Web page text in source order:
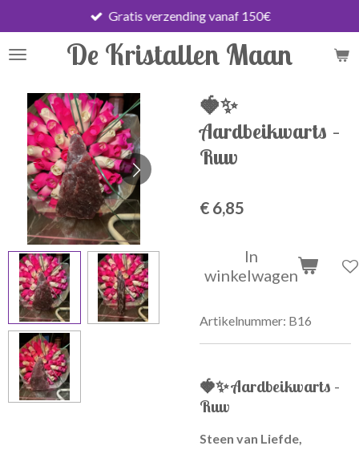
direct
naar
hoofdinhoud
De Kristallen Maan
Gratis verzending vanaf 150€
🍓✨
Aardbeikwarts –
Ruw
€ 6,85
In
winkelwagen
Artikelnummer: B16
🍓✨Aardbeikwarts –
Ruw
Steen van Liefde,